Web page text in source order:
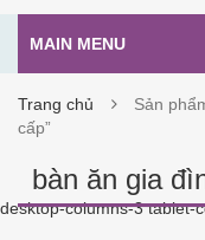
MAIN MENU
Trang chủ
Sản
cấp”
bàn ăn gia
desktop-columns-3 tablet-